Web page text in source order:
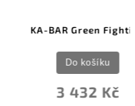
KA-BAR Green Fighting
3 432 Kč
Do košíku